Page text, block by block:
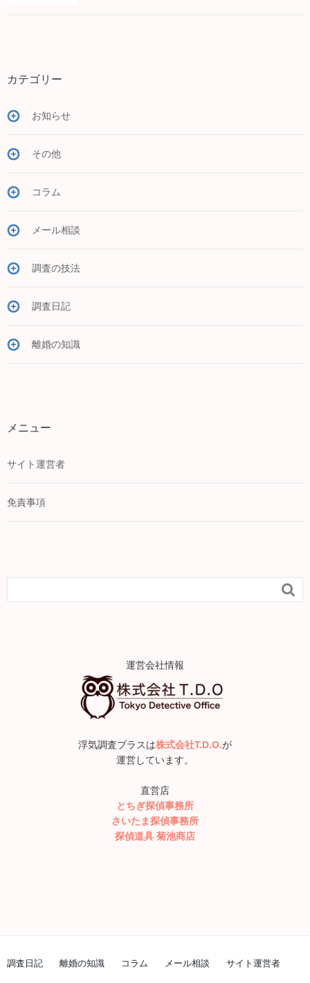
カテゴリー
お知らせ
その他
コラム
メール相談
調査の技法
調査日記
離婚の知識
メニュー
サイト運営者
免責事項

運営会社情報
浮気調査プラスは株式会社T.D.O.が
運営しています。
直営店
とちぎ探偵事務所
さいたま探偵事務所
探偵道具 菊池商店
調査日記 離婚の知識 コラム メール相談 サイト運営者